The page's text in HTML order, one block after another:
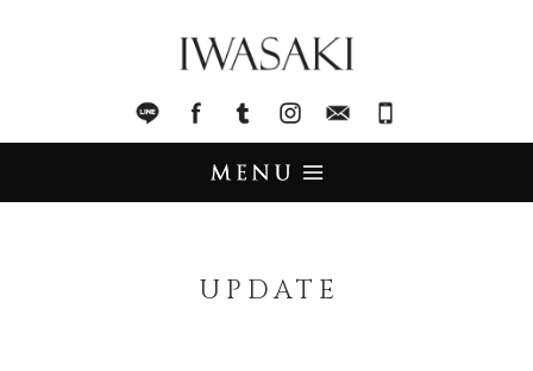
LINE facebook Tumblr InstagramMail
UPDATE